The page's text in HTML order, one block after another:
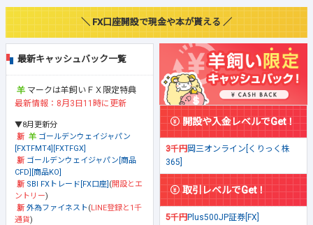
＼ FX口座開設で現金や本が貰える ／
最新キャッシュバック一覧
マークは羊飼いＦＸ限定特典
最新情報：8月3日11時に更新
▼8月更新分
ゴールデンウェイジャパン
[FXTFMT4][FXTFGX]
ゴールデンウェイジャパン[商品
CFD][商品KO]
SBI FXトレード[FX口座] (開設とエ
ントリー)
外為ファイネスト(LINE登録と1千
通貨)
開設や入金レベルでGet！
3千円岡三オンライン[くりっく株
365]
取引レベルでGet！
5千円Plus500JP証券[FX]